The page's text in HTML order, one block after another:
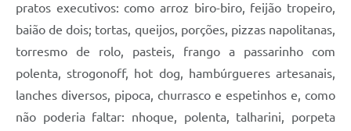
Galeria de Vídeos
Contas Públicas
Legislação
Links Úteis
pratos executivos: como arroz biro-biro, feijão tropeiro,
baião de dois; tortas, queijos, porções, pizzas napolitanas,
torresmo de rolo, pasteis, frango a passarinho com
polenta, strogonoff, hot dog, hambúrgueres artesanais,
lanches diversos, pipoca, churrasco e espetinhos e, como
não poderia faltar: nhoque, polenta, talharini, porpeta